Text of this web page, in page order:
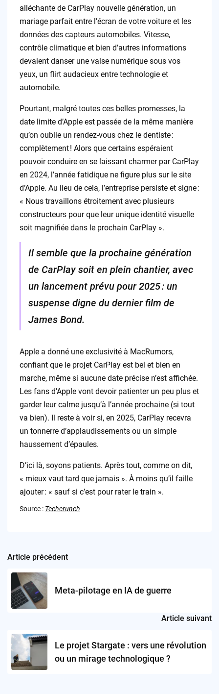
alléchante de CarPlay nouvelle génération, un
mariage parfait entre l’écran de votre voiture et les
données des capteurs automobiles. Vitesse,
contrôle climatique et bien d’autres informations
devaient danser une valse numérique sous vos
yeux, un flirt audacieux entre technologie et
automobile.
Pourtant, malgré toutes ces belles promesses, la
date limite d’Apple est passée de la même manière
qu’on oublie un rendez-vous chez le dentiste :
complètement ! Alors que certains espéraient
pouvoir conduire en se laissant charmer par CarPlay
en 2024, l’année fatidique ne figure plus sur le site
d’Apple. Au lieu de cela, l’entreprise persiste et signe :
« Nous travaillons étroitement avec plusieurs
constructeurs pour que leur unique identité visuelle
soit magnifiée dans le prochain CarPlay ».
Il semble que la prochaine génération
de CarPlay soit en plein chantier, avec
un lancement prévu pour 2025 : un
suspense digne du dernier film de
James Bond.
Apple a donné une exclusivité à MacRumors,
confiant que le projet CarPlay est bel et bien en
marche, même si aucune date précise n’est affichée.
Les fans d’Apple vont devoir patienter un peu plus et
garder leur calme jusqu’à l’année prochaine (si tout
va bien). Il reste à voir si, en 2025, CarPlay recevra
un tonnerre d’applaudissements ou un simple
haussement d’épaules.
D’ici là, soyons patients. Après tout, comme on dit,
« mieux vaut tard que jamais ». À moins qu’il faille
ajouter : « sauf si c’est pour rater le train ».
Source : Techcrunch
Post
navigation
Article précédent
Meta-pilotage en IA de guerre
Article suivant
Le projet Stargate : vers une révolution
ou un mirage technologique ?